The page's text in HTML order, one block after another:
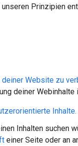
Prinzipien
deiner Website zu
deiner
Inhalte.
Inhalten
einer Seite oder an